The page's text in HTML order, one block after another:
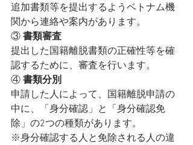
追加書類等を提出するようベトナム機
関から連絡や案内があります。
③ 書類審査
提出した国籍離脱書類の正確性等を確
認するために、審査を行います。
④ 書類分別
申請した人によって、国籍離脱申請の
中に、「身分確認」と「身分確認免
除」の2つの種類があります。
※身分確認する人と免除される人の違